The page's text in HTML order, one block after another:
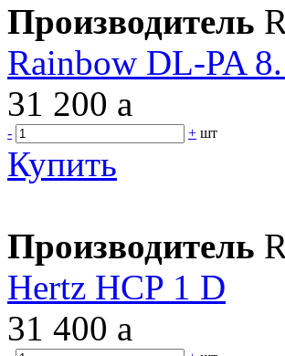
Производитель
Rainbow DL-PA
31 200 a
- + шт
Купить
Производитель
Hertz HCP 1 D
31 400 a